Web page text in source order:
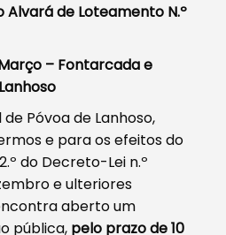
Alvará de Loteamento N.º
– Fontarcada e
Póvoa de Lanhoso,
e para os efeitos do
do Decreto-Lei n.º
e ulteriores
aberto um
pública, pelo prazo de 10